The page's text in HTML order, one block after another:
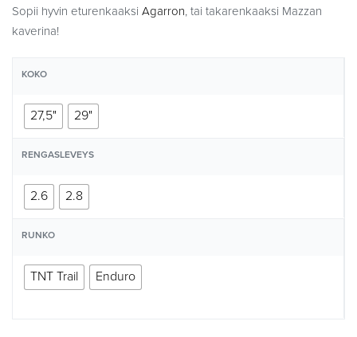
Sopii hyvin eturenkaaksi Agarron, tai takarenkaaksi Mazzan
kaverina!
KOKO
27,5" 29"
RENGASLEVEYS
2.6 2.8
RUNKO
TNT Trail Enduro